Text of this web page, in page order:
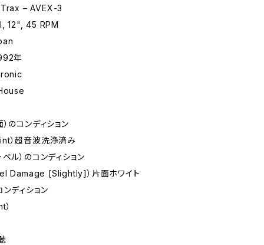
– AVEX-3
12", 45 RPM
年
のコンディション
）超音波洗浄済み
ル）のコンディション
Damage [Slightly]）片面ホワイト
ンディション